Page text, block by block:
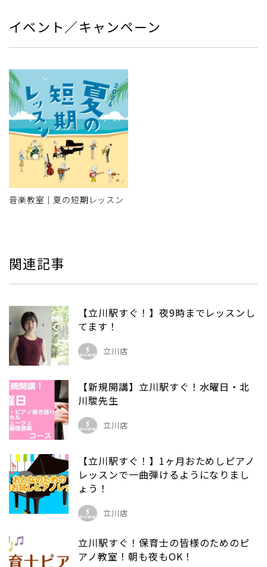
イベント／キャンペーン
音楽教室｜夏の短期レッスン
関連記事
【立川駅すぐ！】夜9時までレッスンし
てます！
立川店
【新規開講】立川駅すぐ！水曜日・北
川駿先生
立川店
【立川駅すぐ！】1ヶ月おためしピアノ
レッスンで一曲弾けるようになりまし
ょう！
立川店
立川駅すぐ！保育士の皆様のためのピ
アノ教室！朝も夜もOK！